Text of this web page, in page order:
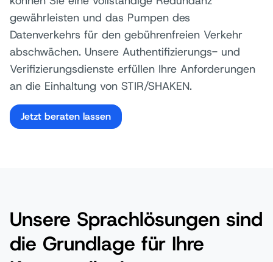
gewährleisten und das Pumpen des
Datenverkehrs für den gebührenfreien Verkehr
abschwächen. Unsere Authentifizierungs- und
Verifizierungsdienste erfüllen Ihre Anforderungen
an die Einhaltung von STIR/SHAKEN.
Jetzt beraten lassen
Unsere Sprachlösungen sind
die Grundlage für Ihre